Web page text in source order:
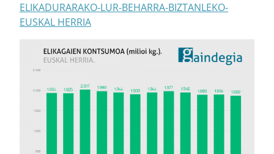
ELIKADURARAKO-LUR-BEHARRA-BIZTANLEKO-
EUSKAL HERRIA